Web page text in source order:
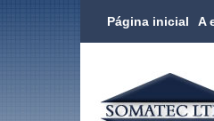
Página inicial A